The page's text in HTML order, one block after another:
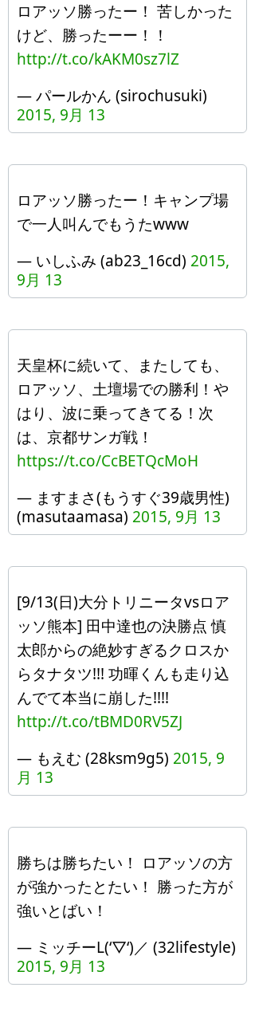
ロアッソ勝ったー！ 苦しかった
けど、勝ったーー！！
http://t.co/kAKM0sz7lZ
— パールかん (sirochusuki)
2015, 9月 13
ロアッソ勝ったー！キャンプ場
で一人叫んでもうたwww
— いしふみ (ab23_16cd) 2015,
9月 13
天皇杯に続いて、またしても、
ロアッソ、土壇場での勝利！や
はり、波に乗ってきてる！次
は、京都サンガ戦！
https://t.co/CcBETQcMoH
— ますまさ(もうすぐ39歳男性)
(masutaamasa) 2015, 9月 13
[9/13(日)大分トリニータvsロア
ッソ熊本] 田中達也の決勝点 慎
太郎からの絶妙すぎるクロスか
らタナタツ!!! 功暉くんも走り込
んでて本当に崩した!!!!
http://t.co/tBMD0RV5ZJ
— もえむ (28ksm9g5) 2015, 9
月 13
勝ちは勝ちたい！ ロアッソの方
が強かったとたい！ 勝った方が
強いとばい！
— ミッチーL(‘▽‘)／ (32lifestyle)
2015, 9月 13